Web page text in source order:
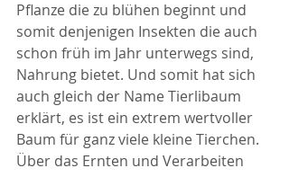
Pflanze die zu blühen beginnt und
somit denjenigen Insekten die auch
schon früh im Jahr unterwegs sind,
Nahrung bietet. Und somit hat sich
auch gleich der Name Tierlibaum
erklärt, es ist ein extrem wertvoller
Baum für ganz viele kleine Tierchen.
Über das Ernten und Verarbeiten